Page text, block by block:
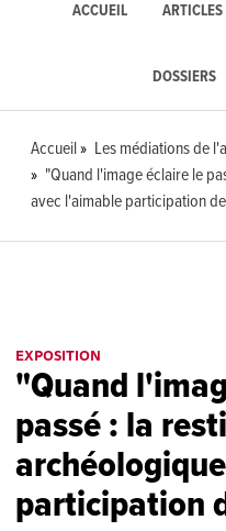
ACCUEIL ARTICLES
DOSSIERS
Accueil Les médiations de
"Quand l'image éclaire le
avec l'aimable participation
EXPOSITION
"Quand
passé : la
participation